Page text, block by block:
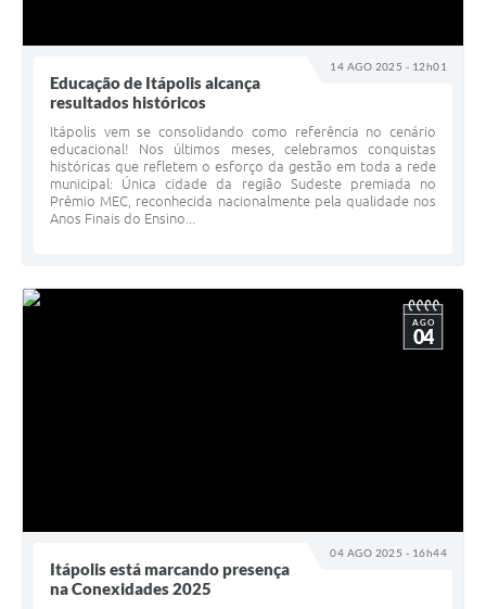
14 AGO 2025 - 12h01
Educação de Itápolis alcança
resultados históricos
Itápolis vem se consolidando como referência no cenário
educacional! Nos últimos meses, celebramos conquistas
históricas que refletem o esforço da gestão em toda a rede
municipal: Única cidade da região Sudeste premiada no
Prêmio MEC, reconhecida nacionalmente pela qualidade nos
Anos Finais do Ensino...
04 AGO 2025 - 16h44
AGO
04
Itápolis está marcando presença
na Conexidades 2025